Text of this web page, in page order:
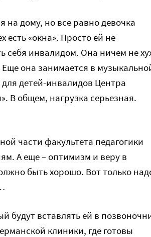
на дому, но все равно девочка
есть «окна». Просто ей не
себя инвалидом. Она ничем не
она занимается в
детей-инвалидов Центра
В общем, нагрузка серьезная.
части факультета педагогики
А еще – оптимизм и веру в
быть хорошо. Вот только
будут вставлять ей в
клиники, где готовы